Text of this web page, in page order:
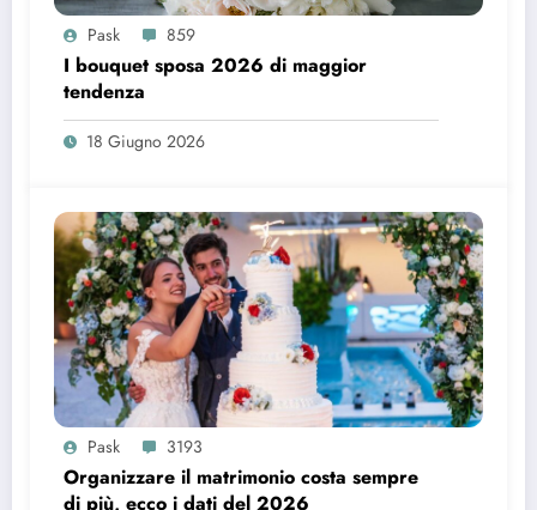
Pask 859
I bouquet sposa 2026 di maggior
tendenza
18 Giugno 2026
Pask 3193
Organizzare il matrimonio costa sempre
di più, ecco i dati del 2026